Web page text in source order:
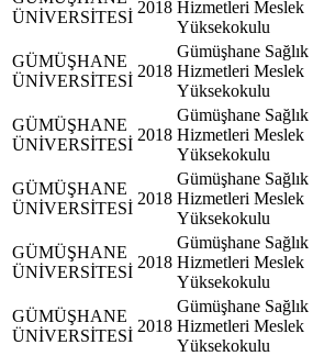
ÜNİVERSİTESİ
2018 Hizmetleri Meslek
Yüksekokulu
GÜMÜŞHANE
ÜNİVERSİTESİ
2018
Gümüşhane Sağlık
Hizmetleri Meslek
Yüksekokulu
GÜMÜŞHANE
ÜNİVERSİTESİ
2018
Gümüşhane Sağlık
Hizmetleri Meslek
Yüksekokulu
GÜMÜŞHANE
ÜNİVERSİTESİ
2018
Gümüşhane Sağlık
Hizmetleri Meslek
Yüksekokulu
GÜMÜŞHANE
ÜNİVERSİTESİ
2018
Gümüşhane Sağlık
Hizmetleri Meslek
Yüksekokulu
GÜMÜŞHANE
ÜNİVERSİTESİ
2018
Gümüşhane Sağlık
Hizmetleri Meslek
Yüksekokulu